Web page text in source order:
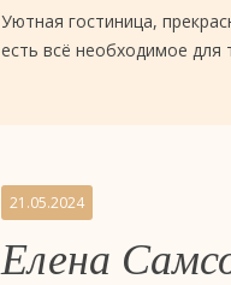
Уютная гостиница,
есть всё необходимое
21.05.2024
Елена